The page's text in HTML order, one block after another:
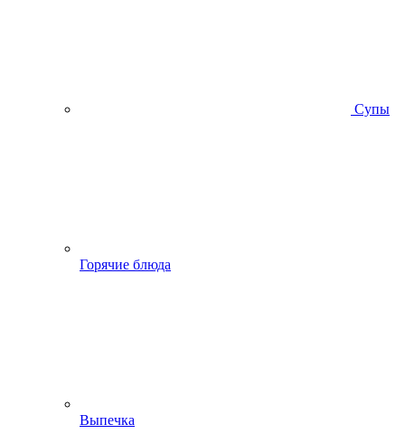
Супы
Горячие блюда
Выпечка